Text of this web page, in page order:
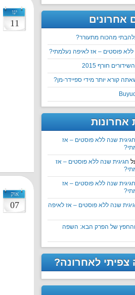
ינו
11
אוק
07
אחרונים
מהכוח מתעורר?
ללא פוסטים – אז לאיפה נעלמתי?
חורף 2015
קורא יותר מידי ספיידר-מן?
אחרונות
חגיגית שנה ללא פוסטים – אז
חגיגית שנה ללא פוסטים – אז
חגיגית שנה ללא פוסטים – אז
שנה ללא פוסטים – אז לאיפה
והחפץ של הפרק הבא: השפה
לאחרונה?